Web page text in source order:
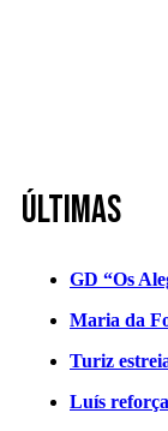
Últimas
GD “Os
Maria da
Turiz
Luís